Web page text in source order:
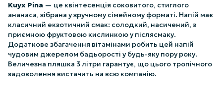
Kuyx Pina — це квінтесенція соковитого, стиглого
ананаса, зібрана у зручному сімейному форматі. Напій має
класичний екзотичний смак: солодкий, насичений, з
приємною фруктовою кислинкою у післясмаку.
Додаткове збагачення вітамінами робить цей напій
чудовим джерелом бадьорості у будь-яку пору року.
Величезна пляшка 3 літри гарантує, що цього тропічного
задоволення вистачить на всю компанію.